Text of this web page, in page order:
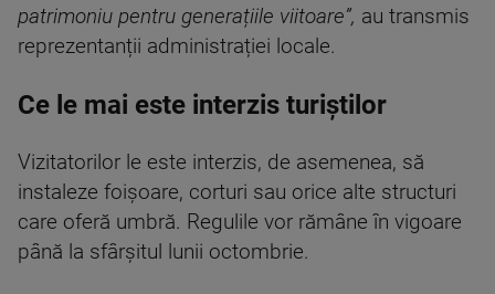
patrimoniu pentru generațiile viitoare”, au transmis
reprezentanții administrației locale.
Ce le mai este interzis turiștilor
Vizitatorilor le este interzis, de asemenea, să
instaleze foișoare, corturi sau orice alte structuri
care oferă umbră. Regulile vor rămâne în vigoare
până la sfârșitul lunii octombrie.